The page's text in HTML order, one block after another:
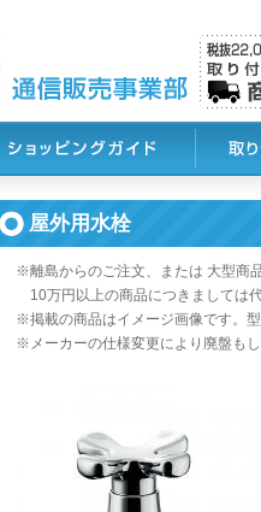
屋外用水栓
※離島からのご注文、または 大型商
10万円以上の商品につきましては
※掲載の商品はイメージ画像です。
※メーカーの仕様変更により廃盤も